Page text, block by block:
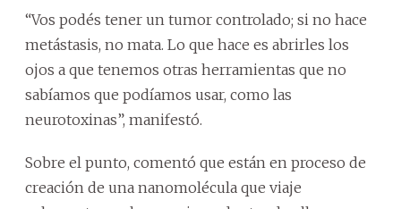
“Vos podés tener un tumor controlado; si no hace
metástasis, no mata. Lo que hace es abrirles los
ojos a que tenemos otras herramientas que no
sabíamos que podíamos usar, como las
neurotoxinas”, manifestó.
Sobre el punto, comentó que están en proceso de
creación de una nanomolécula que viaje